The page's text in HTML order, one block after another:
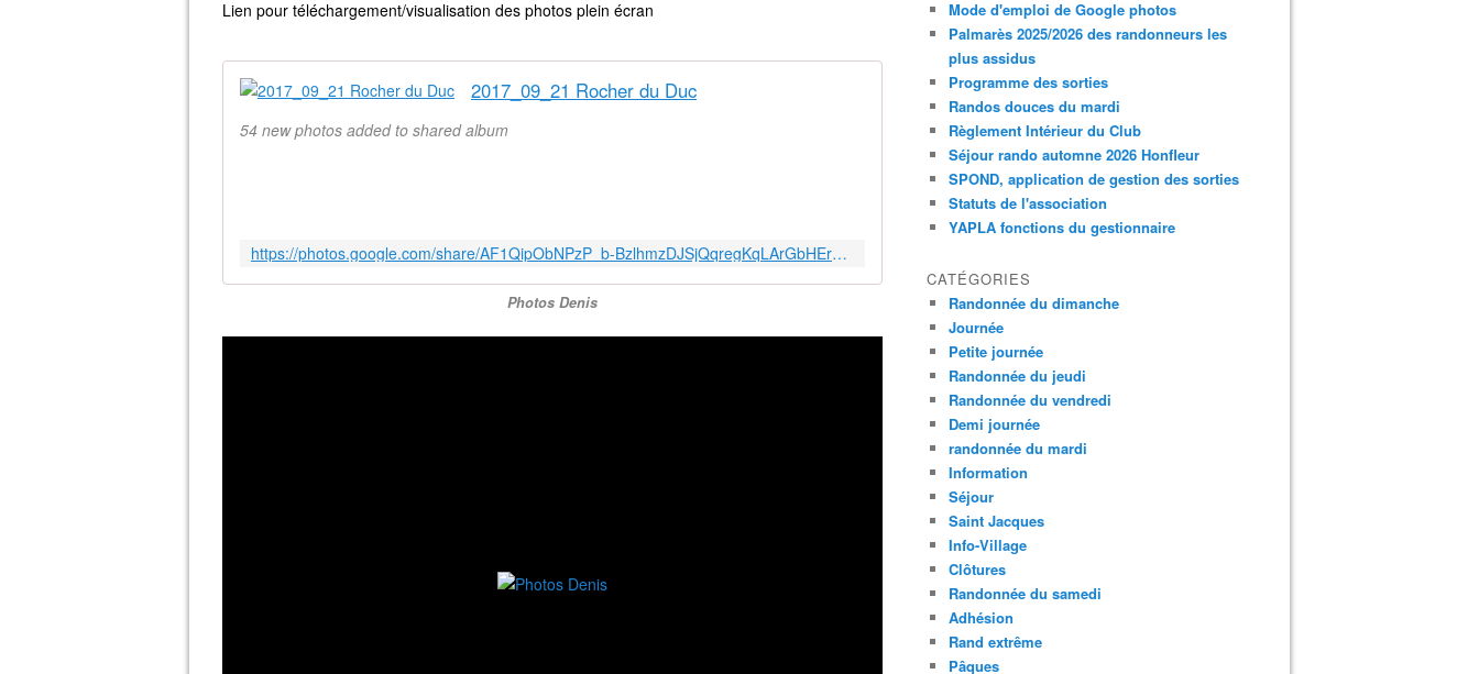
Lien pour téléchargement/visualisation des photos plein écran
2017_09_21 Rocher du Duc
54 new photos added to shared album
https://photos.google.com/share/AF1QipObNPzP_b-BzlhmzDJSjQqregKqLArGbHErca4TAe5k6LOyI1JfTTDjMt6EV5wH1g?key=aEdjUkNoUFBCbE9zTVlTMVV1T0ZHZzlsYnJMc2ZB
Photos Denis
Mode d'emploi de Google photos
Palmarès 2025/2026 des randonneurs les
plus assidus
Programme des sorties
Randos douces du mardi
Règlement Intérieur du Club
Séjour rando automne 2026 Honfleur
SPOND, application de gestion des sorties
Statuts de l'association
YAPLA fonctions du gestionnaire
CATÉGORIES
Randonnée du dimanche
Journée
Petite journée
Randonnée du jeudi
Randonnée du vendredi
Demi journée
randonnée du mardi
Information
Séjour
Saint Jacques
Info-Village
Clôtures
Randonnée du samedi
Adhésion
Rand extrême
Pâques